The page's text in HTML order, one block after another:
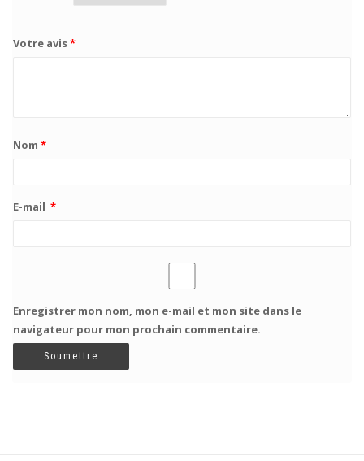
Votre avis*
Nom *
E-mail *
Enregistrer mon nom, mon e-mail et mon site dans le
navigateur pour mon prochain commentaire.